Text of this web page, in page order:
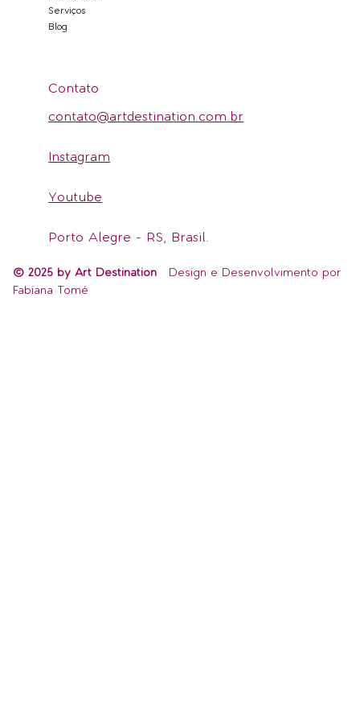
Serviços
Blog
Contato
contato@artdestination.com.br
Instagram
Youtube
Porto Alegre - RS, Brasil.
© 2025 by Art Destination Design e Desenvolvimento por
Fabiana Tomé